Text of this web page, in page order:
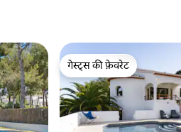
गेस्ट्स की फ़ेवरेट
गेस्ट्स की फ़ेवरेट